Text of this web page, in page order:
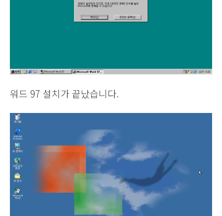
워드 97 설치가 끝났습니다.